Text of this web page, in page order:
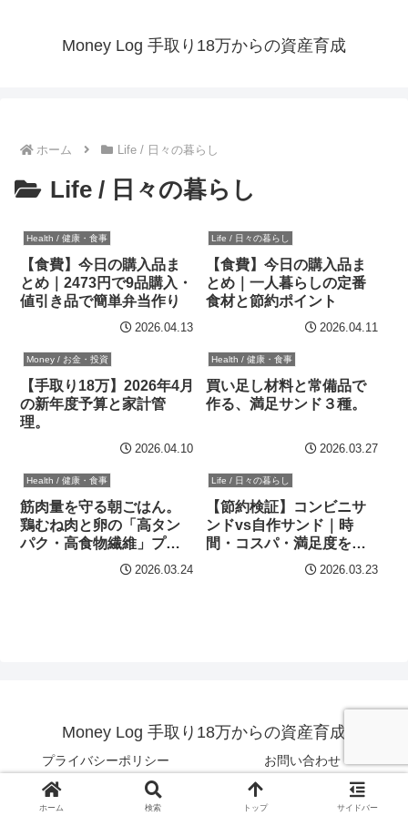
Money Log 手取り18万からの資産育成
ホーム Life / 日々の暮らし
Life / 日々の暮らし
Health / 健康・食事
【食費】今日の購入品ま
とめ｜2473円で9品購入・
値引き品で簡単弁当作り
2026.04.13
Life / 日々の暮らし
【食費】今日の購入品ま
とめ｜一人暮らしの定番
食材と節約ポイント
2026.04.11
Money / お金・投資
【手取り18万】2026年4月
の新年度予算と家計管
理。
2026.04.10
Health / 健康・食事
買い足し材料と常備品で
作る、満足サンド３種。
2026.03.27
Health / 健康・食事
筋肉量を守る朝ごはん。
鶏むね肉と卵の「高タン
パク・高食物繊維」プレ
2026.03.24
Life / 日々の暮らし
【節約検証】コンビニサ
ンドvs自作サンド｜時
間・コスパ・満足度を徹
2026.03.23
Money Log 手取り18万からの資産育成
プライバシーポリシー お問い合わせ
© 2026 Money Log 手取り18万からの資産育成.
ホーム 検索 トップ サイドバー